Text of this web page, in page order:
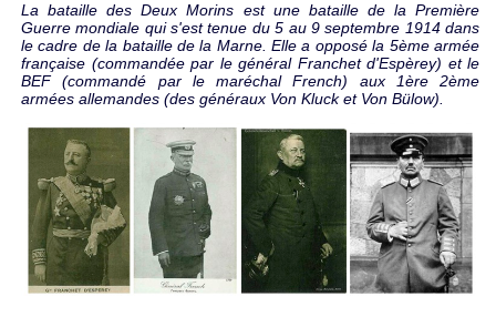
La bataille des Deux Morins est une bataille de la Première
Guerre mondiale qui s'est tenue du 5 au 9 septembre 1914 dans
le cadre de la bataille de la Marne. Elle a opposé la 5ème armée
française (commandée par le général Franchet d'Espèrey) et le
BEF (commandé par le maréchal French) aux 1ère 2ème
armées allemandes (des généraux Von Kluck et Von Bülow).